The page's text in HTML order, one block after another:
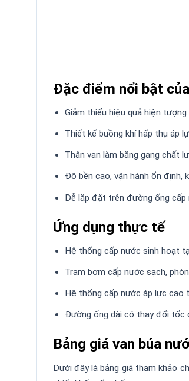
Đặc điểm nổi bật
Giảm thiểu hiệu quả hiện
Thiết kế buồng khí hấp thụ áp
Thân van làm bằng gang chất
Độ bền cao, vận hành ổn định,
Dễ lắp đặt trên đường ống
Ứng dụng thực tế
Hệ thống cấp nước sinh hoạt
Trạm bơm cấp nước sạch,
Hệ thống cấp nước áp lực cao
Đường ống dài có thay đổi tốc
Bảng giá van búa
Dưới đây là bảng giá tham khảo